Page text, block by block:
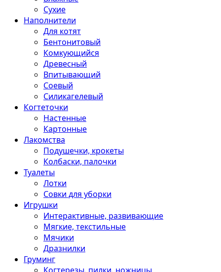
Сухие
Наполнители
Для котят
Бентонитовый
Комкующийся
Древесный
Впитывающий
Соевый
Силикагелевый
Когтеточки
Настенные
Картонные
Лакомства
Подушечки, крокеты
Колбаски, палочки
Туалеты
Лотки
Совки для уборки
Игрушки
Интерактивные, развивающие
Мягкие, текстильные
Мячики
Дразнилки
Груминг